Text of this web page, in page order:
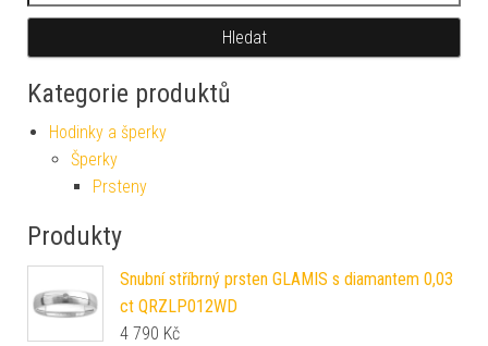
Hledat
Kategorie produktů
Hodinky a šperky
Šperky
Prsteny
Produkty
Snubní stříbrný prsten GLAMIS s diamantem 0,03
ct QRZLP012WD
4 790 Kč